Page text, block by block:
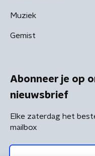
Muziek
Gemist
Abonneer je op
nieuwsbrief
Elke zaterdag het
mailbox